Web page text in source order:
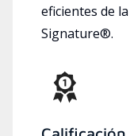
eficientes de
Signature®.